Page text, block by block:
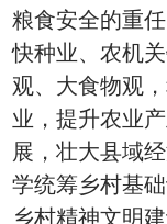
粮食安全的重
快种业、农机
观、大食物观
业，提升农业
展，壮大县域
学统筹乡村基
乡村精神文明